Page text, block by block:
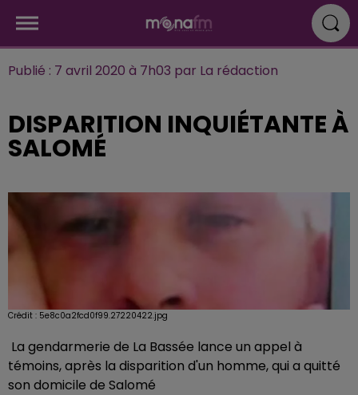
Publié : 7 avril 2020 à 7h03 par La rédaction
DISPARITION INQUIÉTANTE À
SALOMÉ
Crédit : 5e8c0a2fcd0f99.27220422.jpg
La gendarmerie de La Bassée lance un appel à
témoins, après la disparition d'un homme, qui a quitté
son domicile de Salomé